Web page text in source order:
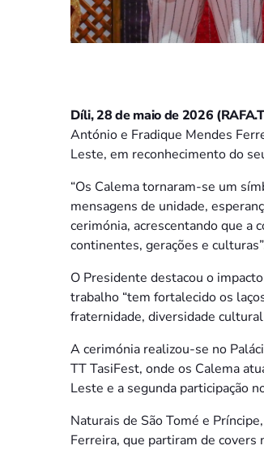
Díli, 28 de maio de 2026
António e Fradique Mendes
Leste, em reconhecimento do
“Os Calema tornaram-se um
mensagens de unidade,
cerimónia, acrescentando que a
continentes, gerações e
O Presidente destacou o
trabalho “tem fortalecido os
fraternidade, diversidade
A cerimónia realizou-se no
TT TasiFest, onde os Calema
Leste e a segunda participação
Naturais de São Tomé e
Ferreira, que partiram de covers